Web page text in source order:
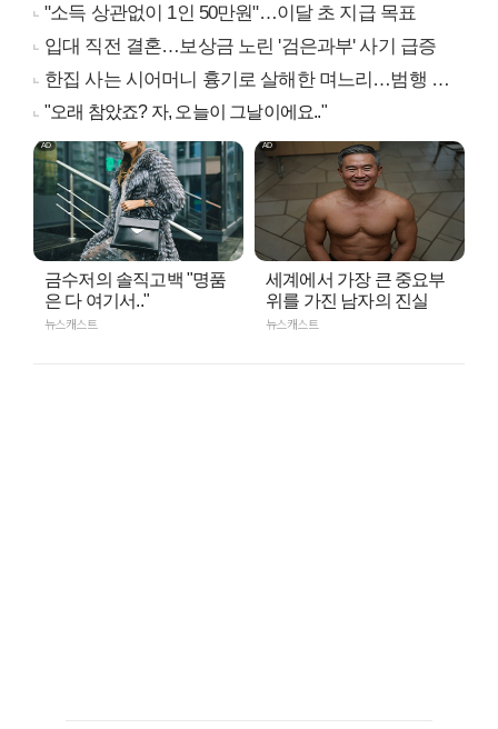
"소득 상관없이 1인 50만원"…이달 초 지급 목표
입대 직전 결혼…보상금 노린 '검은과부' 사기 급증
한집 사는 시어머니 흉기로 살해한 며느리…범행 동기는
"오래 참았죠? 자, 오늘이 그날이에요.."
금수저의 솔직고백 "명품
은 다 여기서.."
뉴스캐스트
세계에서 가장 큰 중요부
위를 가진 남자의 진실
뉴스캐스트